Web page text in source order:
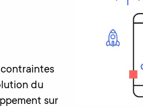
contraintes
du
sur